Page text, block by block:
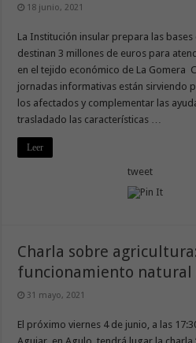
18 junio, 2021
La Institución insular prepara las
destinan 3 millones de euros para
en el tejido económico de La Gomera
jornadas informativas están sirviendo
los afectados y complementar las
trasladado las características …
Leer
tweet
Charla sobre agricultura:
funcionamiento natural
31 mayo, 2021
El próximo viernes 4 de junio, a las